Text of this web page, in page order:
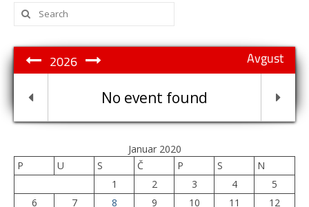
Search
for:
Avgust
2026
No event found
Januar 2020
P
U S Č P S
N
1
2 3 4
5
6
7 8 9 10 11
12